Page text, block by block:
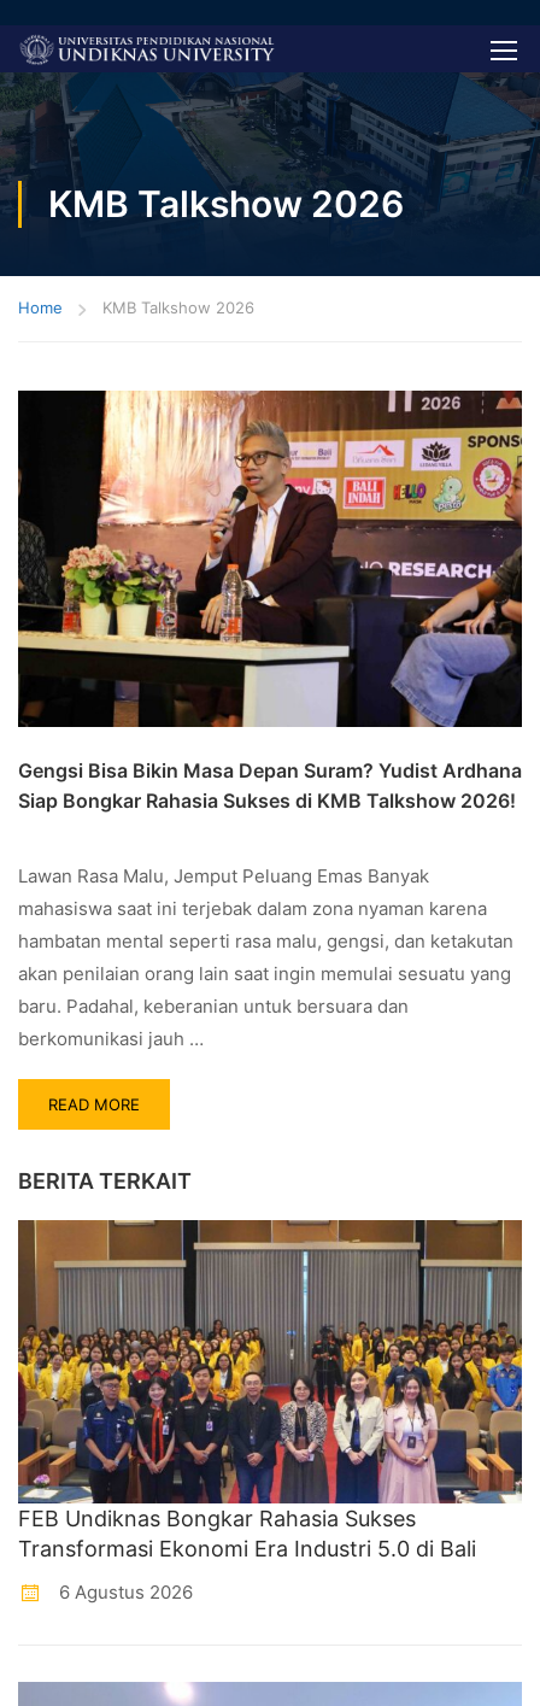
KMB Talkshow 2026
Home KMB Talkshow 2026
Gengsi Bisa Bikin Masa Depan Suram? Yudist Ardhana
Siap Bongkar Rahasia Sukses di KMB Talkshow 2026!
Lawan Rasa Malu, Jemput Peluang Emas Banyak
mahasiswa saat ini terjebak dalam zona nyaman karena
hambatan mental seperti rasa malu, gengsi, dan ketakutan
akan penilaian orang lain saat ingin memulai sesuatu yang
baru. Padahal, keberanian untuk bersuara dan
berkomunikasi jauh …
READ MORE
BERITA TERKAIT
FEB Undiknas Bongkar Rahasia Sukses
Transformasi Ekonomi Era Industri 5.0 di Bali
6 Agustus 2026